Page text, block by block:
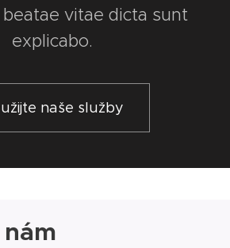
vitae dicta sunt
explicabo.
naše služby